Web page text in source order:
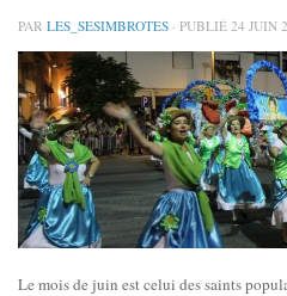
PAR LES_SESIMBROTES · PUBLIÉ 24 JUIN
Le mois de juin est celui des saints